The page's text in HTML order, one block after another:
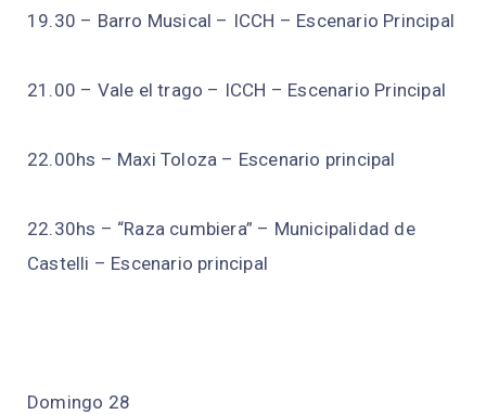
19.30 – Barro Musical – ICCH – Escenario Principal
21.00 – Vale el trago – ICCH – Escenario Principal
22.00hs – Maxi Toloza – Escenario principal
22.30hs – “Raza cumbiera” – Municipalidad de
Castelli – Escenario principal
Domingo 28